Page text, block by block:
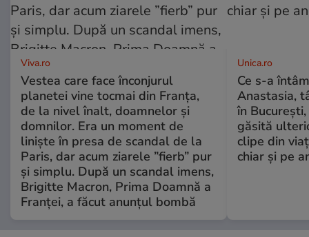
Viva.ro
Vestea care face înconjurul
planetei vine tocmai din Franța,
de la nivel înalt, doamnelor și
domnilor. Era un moment de
liniște în presa de scandal de la
Paris, dar acum ziarele ”fierb” pur
și simplu. După un scandal imens,
Brigitte Macron, Prima Doamnă a
Franței, a făcut anunțul bombă
Unica.ro
Ce s-a
Anastasia,
în
găsită
clipe din
chiar și pe